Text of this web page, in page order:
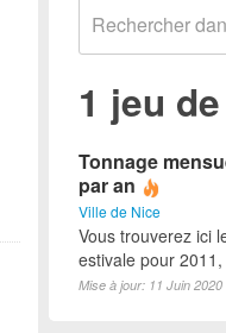
1 jeu
Tonnage
par an
Ville de Nice
Vous trouverez ici
estivale pour
Mise à jour: 11 Juin 2020